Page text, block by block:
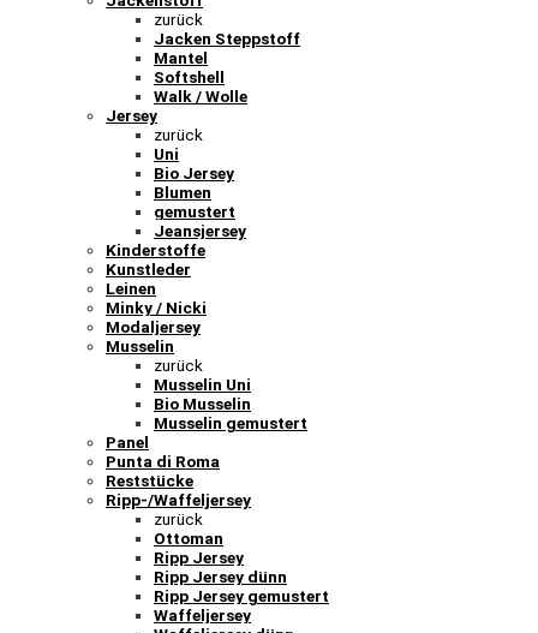
zurück
Jacken Steppstoff
Mantel
Softshell
Walk / Wolle
Jersey
zurück
Uni
Bio Jersey
Blumen
gemustert
Jeansjersey
Kinderstoffe
Kunstleder
Leinen
Minky / Nicki
Modaljersey
Musselin
zurück
Musselin Uni
Bio Musselin
Musselin gemustert
Panel
Punta di Roma
Reststücke
Ripp-/Waffeljersey
zurück
Ottoman
Ripp Jersey
Ripp Jersey dünn
Ripp Jersey gemustert
Waffeljersey